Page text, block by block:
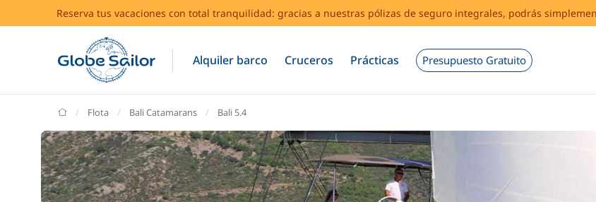
Reserva tus vacaciones con total tranquilidad: gracias a nuestras pólizas de seguro integrales, podrás
Alquiler barco Cruceros Prácticas Presupuesto Gratuito
GlobeSailor
Flota Bali Catamarans Bali 5.4